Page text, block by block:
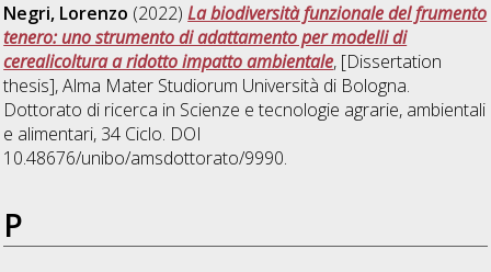
Negri, Lorenzo (2022)La biodiversità funzionale del frumento
tenero: uno strumento di adattamento per modelli di
cerealicoltura a ridotto impatto ambientale, [Dissertation
thesis], Alma Mater Studiorum Università di Bologna.
Dottorato di ricerca in Scienze e tecnologie agrarie, ambientali
e alimentari, 34 Ciclo. DOI
10.48676/unibo/amsdottorato/9990.
P